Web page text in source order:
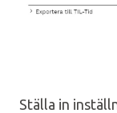
Ställa in